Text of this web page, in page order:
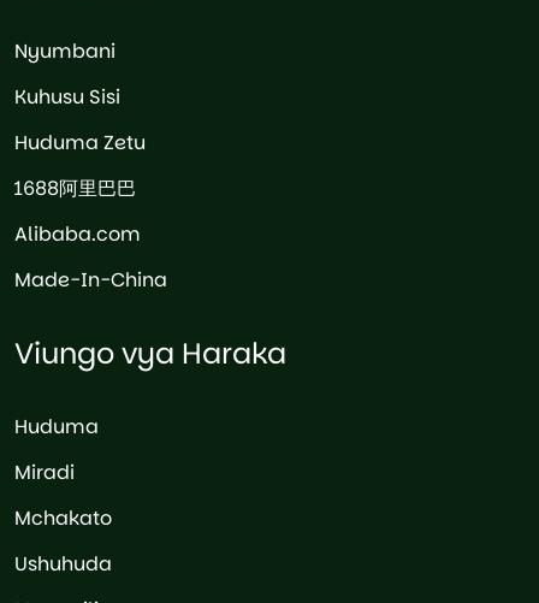
Nyumbani
Kuhusu Sisi
Huduma Zetu
1688阿里巴巴
Alibaba.com
Made-In-China
Viungo vya Haraka
Huduma
Miradi
Mchakato
Ushuhuda